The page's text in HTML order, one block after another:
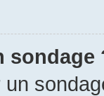
sondage